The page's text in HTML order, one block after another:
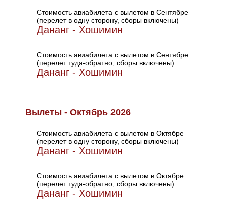
Стоимость авиабилета с вылетом в Сентябре
(перелет в одну сторону, сборы включены)
Дананг - Хошимин
Стоимость авиабилета с вылетом в Сентябре
(перелет туда-обратно, сборы включены)
Дананг - Хошимин
Вылеты - Октябрь 2026
Стоимость авиабилета с вылетом в Октябре
(перелет в одну сторону, сборы включены)
Дананг - Хошимин
Стоимость авиабилета с вылетом в Октябре
(перелет туда-обратно, сборы включены)
Дананг - Хошимин